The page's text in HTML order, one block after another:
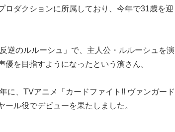
ロダクションに所属しており、今年で31歳を迎
逆のルルーシュ」で、主人公・ルルーシュを演
優を目指すようになったという濱さん。
に、TVアニメ「カードファイト!! ヴァンガード
ル役でデビューを果たしました。